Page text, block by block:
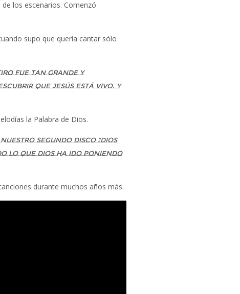
los escenarios. Comenzó
supo que quería cantar sólo
fue tan grande y
que Jesús está vivo. Y
la Palabra de Dios.
segundo disco “Dios
lo que Dios ha ido poniendo
durante muchos años más.